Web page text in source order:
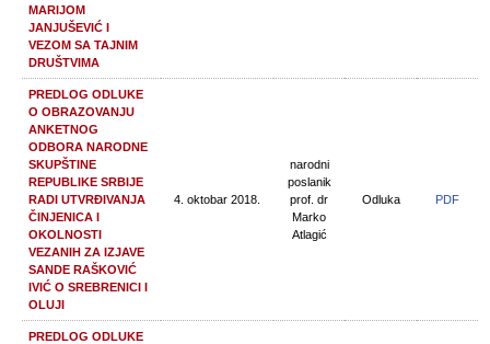
MARIJOM
JANJUŠEVIĆ I
VEZOM SA TAJNIM
DRUŠTVIMA
PREDLOG ODLUKE
O OBRAZOVANJU
ANKETNOG
ODBORA NARODNE
SKUPŠTINE
REPUBLIKE SRBIJE
RADI UTVRĐIVANJA
ČINJENICA I
OKOLNOSTI
VEZANIH ZA IZJAVE
SANDE RAŠKOVIĆ
IVIĆ O SREBRENICI I
OLUJI
4. oktobar 2018.
narodni
poslanik
prof. dr
Marko
Atlagić
Odluka PDF
PREDLOG ODLUKE